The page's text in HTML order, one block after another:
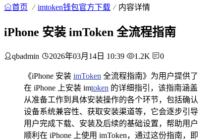
首页 imtoken钱包官方下载 内容详情
iPhone 安装 imToken 全流程指南
qbadmin 2026年03月14日 10:39 1.2K 0
《iPhone 安装 imToken 全流程指南》为用户提供了
在 iPhone 上安装 imtoken 的详细指引，该指南涵盖
从准备工作到具体安装操作的各个环节，包括确认
设备系统兼容性、获取安装渠道等，它会逐步引导
用户完成下载、安装及后续的基础设置，帮助用户
顺利在 iPhone 上使用 imToken，通过这份指南，即